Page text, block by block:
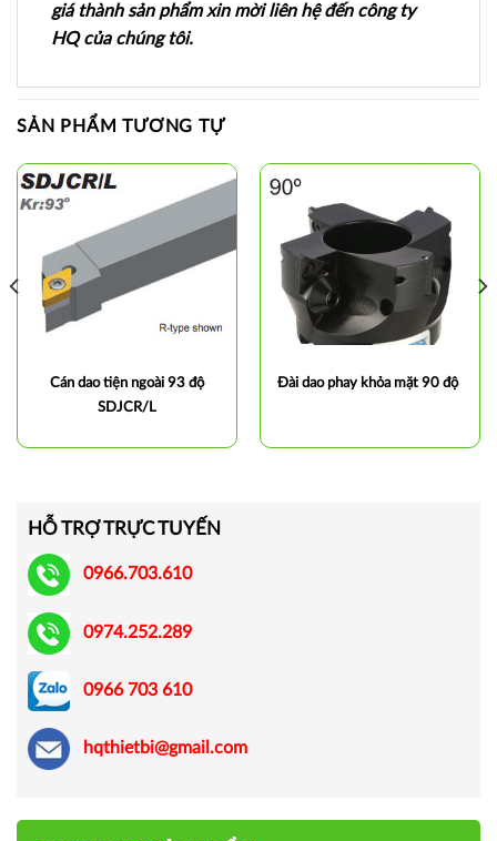
giá thành sản phẩm xin mời liên hệ đến công ty
HQ của chúng tôi.
SẢN PHẨM TƯƠNG TỰ
Cán dao tiện ngoài 93 độ
SDJCR/L
Đài dao phay khỏa mặt 90 độ
HỖ TRỢ TRỰC TUYẾN
0966.703.610
0974.252.289
0966 703 610
hqthietbi@gmail.com